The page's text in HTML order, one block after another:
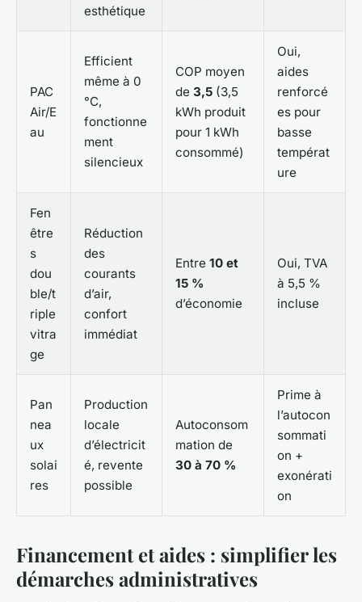
esthétique
PAC
Air/E
au
Efficient
même à 0
°C,
fonctionne
ment
silencieux
COP moyen
de 3,5 (3,5
kWh produit
pour 1 kWh
consommé)
Oui,
aides
renforcé
es pour
basse
températ
ure
Fen
être
s
dou
ble/t
riple
vitra
ge
Réduction
des
courants
d’air,
confort
immédiat
Entre 10 et
15 %
d’économie
Oui, TVA
à 5,5 %
incluse
Pan
nea
ux
solai
res
Production
locale
d’électricit
é, revente
possible
Autoconsom
mation de
30 à 70 %
Prime à
l’autocon
sommati
on +
exonérati
on
Financement et aides : simplifier les
démarches administratives